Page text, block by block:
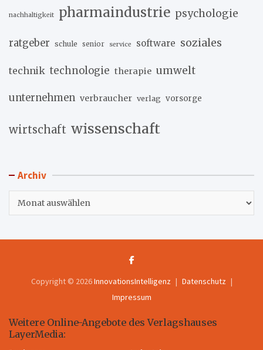
nachhaltigkeit pharmaindustrie psychologie
ratgeber schule senior service software soziales
technik technologie therapie umwelt
unternehmen verbraucher verlag vorsorge
wirtschaft wissenschaft
Archiv
Copyright © 2026InnovationsIntelligenz
Datenschutz
Impressum
Weitere Online-Angebote des Verlagshauses
LayerMedia: